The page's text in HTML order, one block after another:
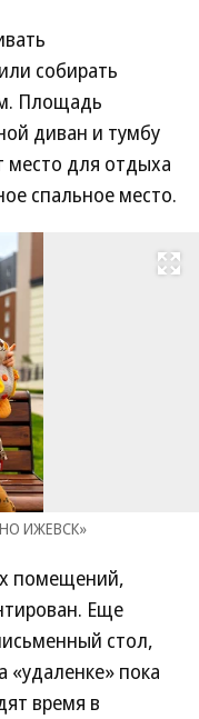
собирать
Площадь
диван и тумбу
место для отдыха
спальное место.
Развернуть
ИЖЕВСК»
помещений,
Еще
стол,
«удаленке» пока
время в